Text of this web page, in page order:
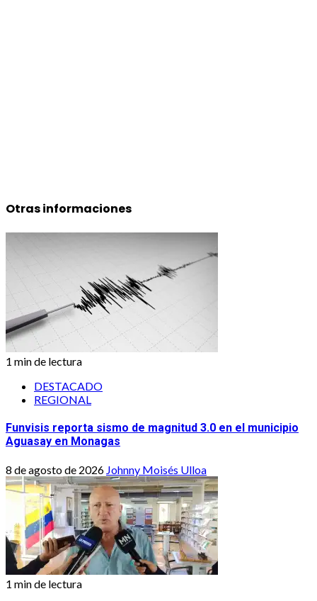
Otras informaciones
1 min de lectura
DESTACADO
REGIONAL
Funvisis reporta sismo de magnitud 3.0 en el municipio
Aguasay en Monagas
8 de agosto de 2026 Johnny Moisés Ulloa
1 min de lectura